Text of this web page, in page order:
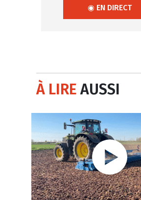
◉ EN DIRECT
À LIREAUSSI